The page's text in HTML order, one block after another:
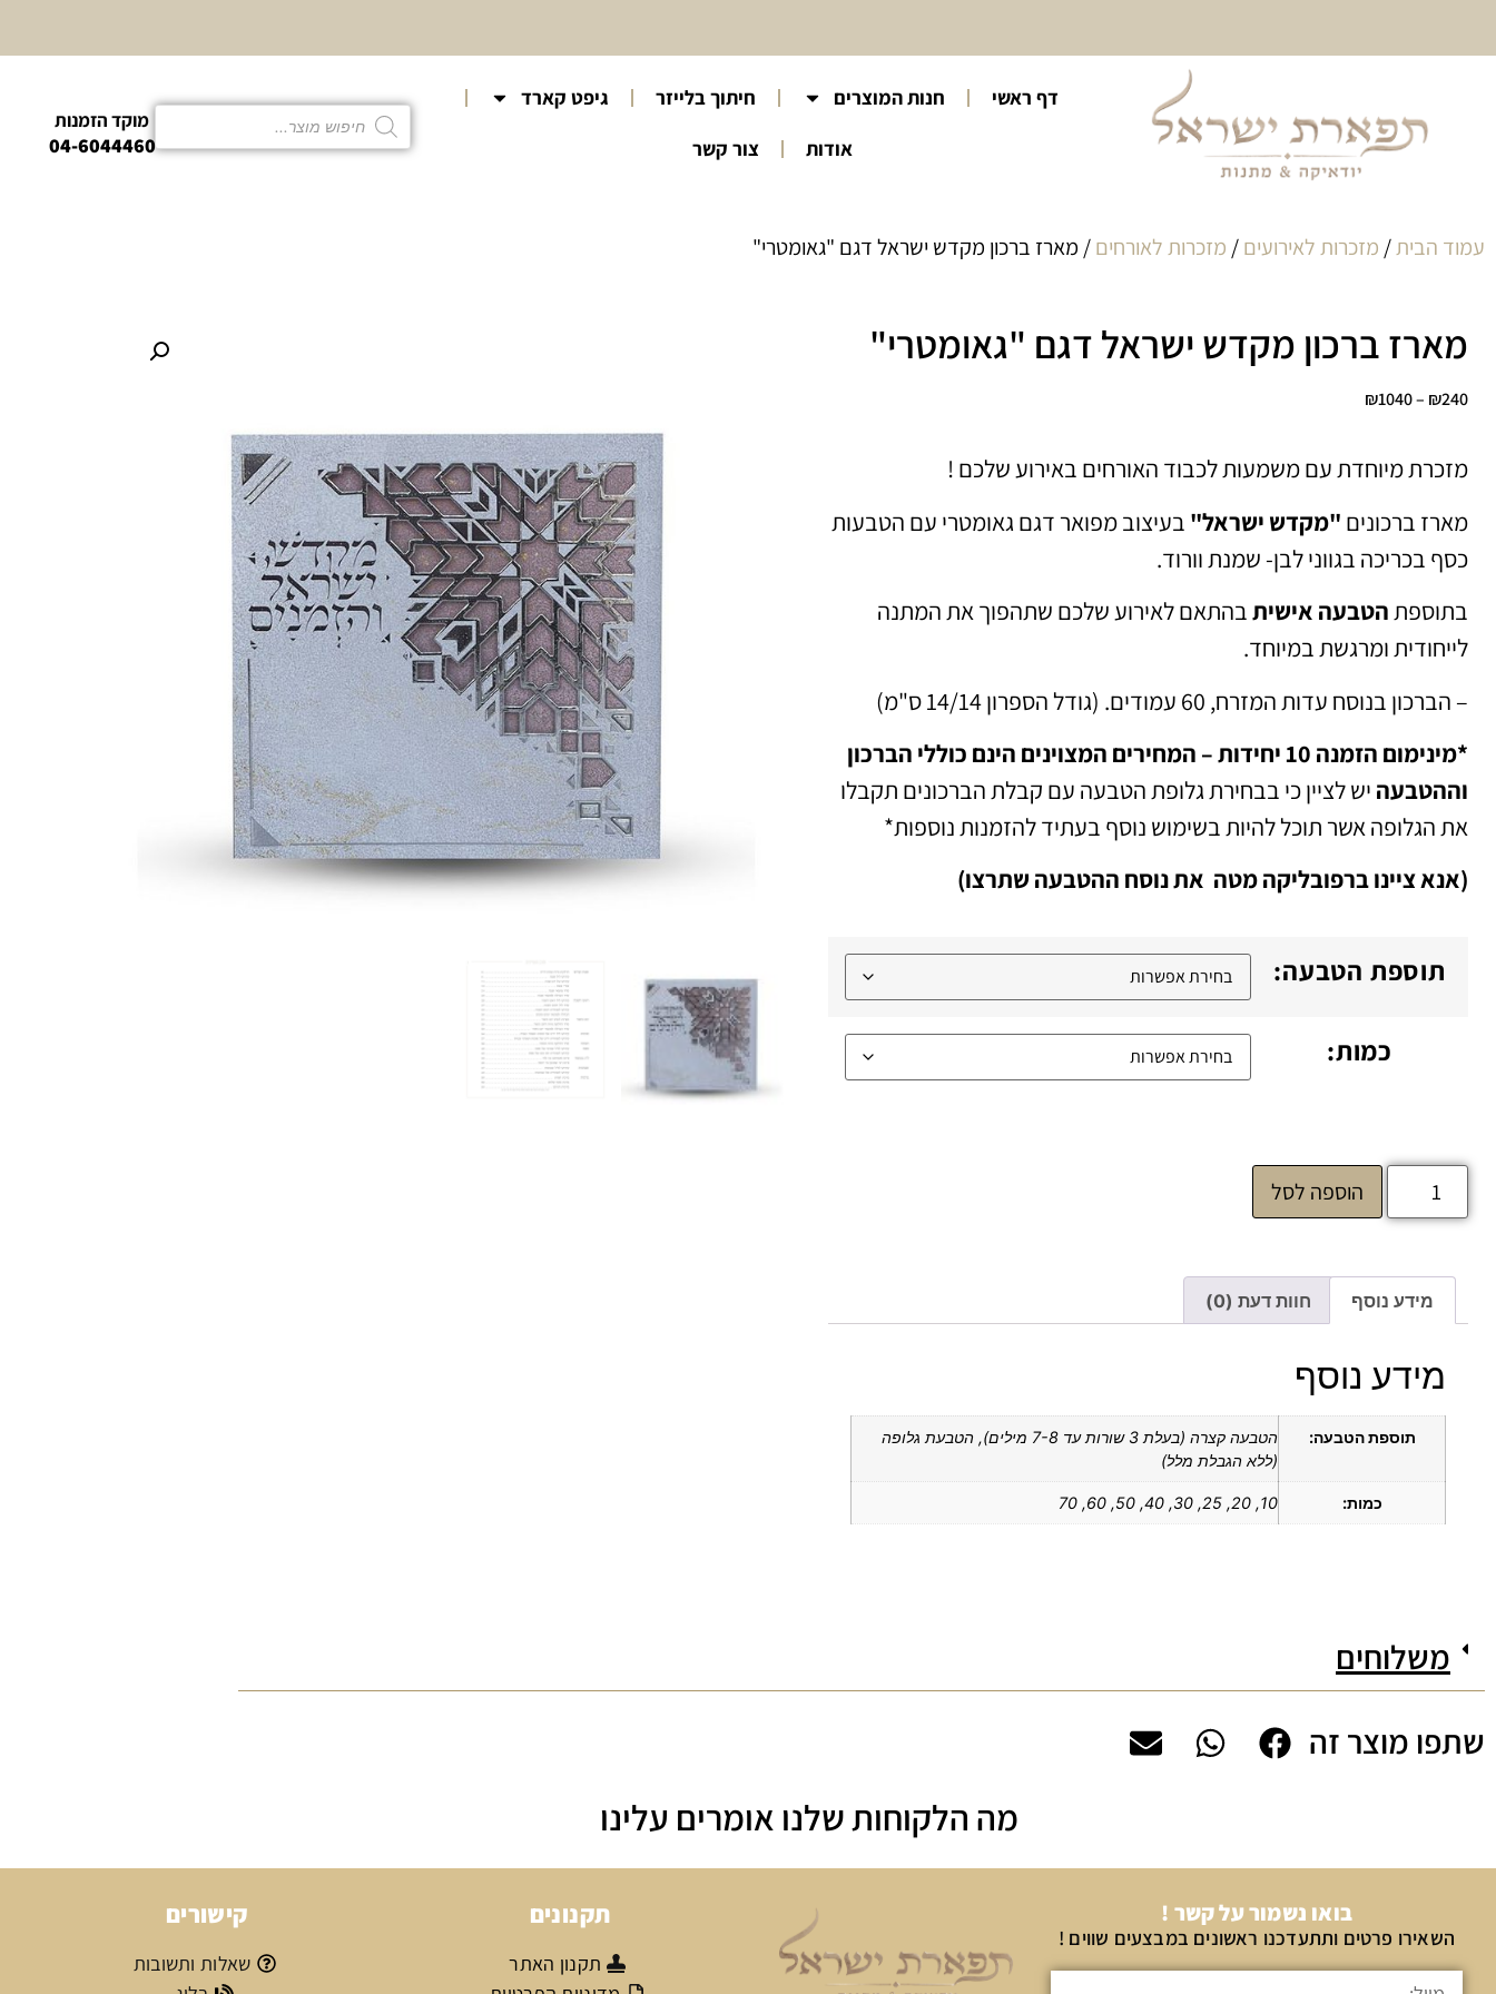
10% הנחה על כל קטגוריית
כיסוי לטלית ולתפילין דף ראשי חנות המוצרים חיתוך בלייזר
גיפט קארד
אודות
צור קשר
מוקד הזמנות
04-6044460
עמוד הבית/ מזכרות לאירועים/ מזכרות לאורחים/ מארז ברכון מקדש ישראל דגם "גאומטרי"
מארז ברכון מקדש ישראל דגם "גאומטרי"
₪240
–
₪1040
מזכרת מיוחדת עם משמעות לכבוד האורחים באירוע שלכם !
מארז ברכונים "מקדש ישראל" בעיצוב מפואר דגם גאומטרי עם הטבעות
כסף בכריכה בגווני לבן- שמנת וורוד.
בתוספתהטבעה אישיתבהתאם לאירוע שלכם שתהפוך את המתנה
לייחודית ומרגשת במיוחד.
– הברכון בנוסח עדות המזרח, 60 עמודים. (גודל הספרון 14/14 ס"מ)
*מינימום הזמנה 10 יחידות – המחירים המצוינים הינם כוללי הברכון
וההטבעה יש לציין כי בבחירת גלופת הטבעה עם קבלת הברכונים תקבלו
את הגלופה אשר תוכל להיות בשימוש נוסף בעתיד להזמנות נוספות*
(אנא ציינו ברפובליקה מטה את נוסח ההטבעה שתרצו)
תוספת הטבעה:
כמות:
הוספה לסל
מידע נוסף חוות דעת (0)
מידע נוסף
תוספת הטבעה:
הטבעה קצרה (בעלת 3 שורות עד 7-8 מילים), הטבעת גלופה
(ללא הגבלת מלל)
כמות: 10, 20, 25, 30, 40, 50, 60, 70
משלוחים
שתפו מוצר זה
מה הלקוחות שלנו אומרים עלינו
בואו נשמור על קשר !
השאירו פרטים ותתעדכנו ראשונים במבצעים שווים !
תקנונים
תקנון האתר
קישורים
שאלות ותשובות